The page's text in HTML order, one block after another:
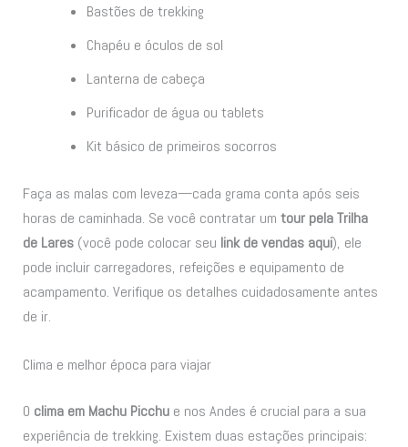
Bastões de trekking
Chapéu e óculos de sol
Lanterna de cabeça
Purificador de água ou tablets
Kit básico de primeiros socorros
Faça as malas com leveza—cada grama conta após seis
horas de caminhada. Se você contratar umtour pela Trilha
de Lares (você pode colocar seu link de vendas aqui), ele
pode incluir carregadores, refeições e equipamento de
acampamento. Verifique os detalhes cuidadosamente antes
de ir.
Clima e melhor época para viajar
O clima em Machu Picchu e nos Andes é crucial para a sua
experiência de trekking. Existem duas estações principais: